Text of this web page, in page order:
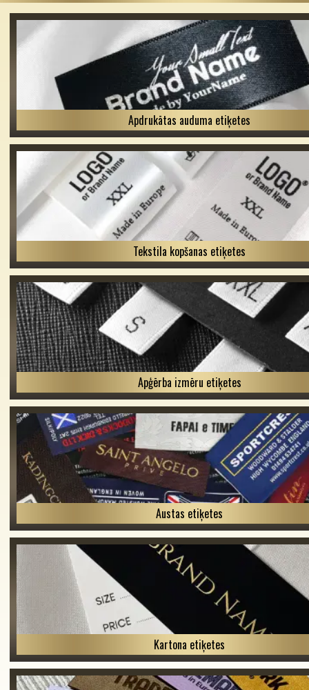
Apdrukātas auduma etiķetes
Tekstila kopšanas etiķetes
Apģērba izmēru etiķetes
Austas etiķetes
Kartona etiķetes